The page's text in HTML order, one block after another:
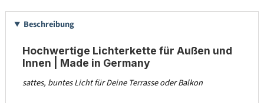
Beschreibung
Hochwertige Lichterkette für Außen und
Innen | Made in Germany
sattes, buntes Licht für Deine Terrasse oder Balkon